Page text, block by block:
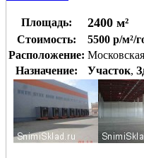
Площадь: 2400 м²
Стоимость:
5500 р/м²/
Расположение:
Назначение:
Участок,